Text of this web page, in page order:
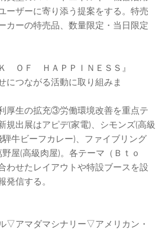
ーザーに寄り添う提案をする。特売
カーの特売品、数量限定・当日限定
ＯＦ ＨＡＰＰＩＮＥＳＳ』
につながる活動に取り組みま
生の拡充③労働環境改善を重点テ
規出展はアピデ(家電)、シモンズ(高級
牛ビーフカレー)、ファイブリング
屋(高級肉屋)。各テーマ（Ｂｔｏ
わせたレイアウトや特設ブースを設
発信する。
アマダマシナリー▽アメリカン・